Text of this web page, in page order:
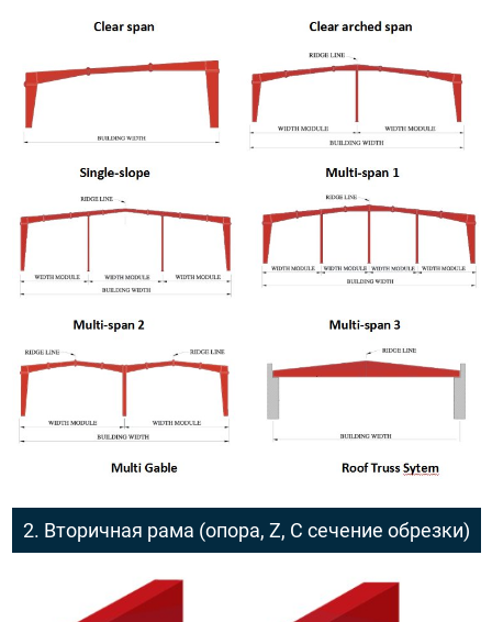
2. Вторичная рама (опора, Z, C сечение обрезки)